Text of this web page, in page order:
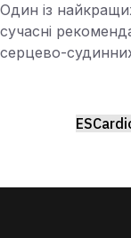
Один із
сучасні
серцево-